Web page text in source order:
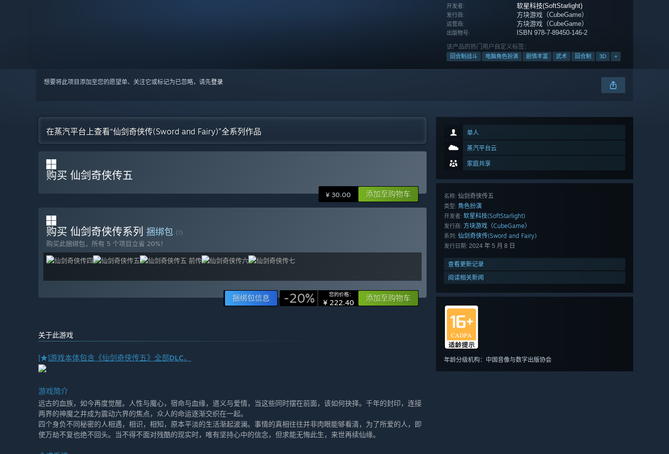
开发者: 软星科技(SoftStarlight)
发行商: 方块游戏（CubeGame）
运营商: 方块游戏（CubeGame）
出版物号: ISBN 978-7-89450-146-2
该产品的热门用户自定义标签：
回合制战斗 电脑角色扮演 剧情丰富 武术 回合制 3D +
想要将此项目添加至您的愿望单、关注它或标记为已忽略，请先登录
单人
蒸汽平台云
家庭共享
名称: 仙剑奇侠传五
类型: 角色扮演
开发者: 软星科技(SoftStarlight)
发行商: 方块游戏（CubeGame）
系列: 仙剑奇侠传(Sword and Fairy)
发行日期: 2024 年 5 月 8 日
查看更新记录
阅读相关新闻
年龄分级机构：中国音像与数字出版协会
在蒸汽平台上查看“仙剑奇侠传(Sword and Fairy)”全系列作品
购买 仙剑奇侠传五
¥ 30.00 添加至购物车
购买 仙剑奇侠传系列 捆绑包 (?)
购买此捆绑包，所有 5 个项目立省 20%！
捆绑包信息 -20% 您的价格：
¥ 222.40 添加至购物车
关于此游戏
[★]游戏本体包含《仙剑奇侠传五》全部DLC。
游戏简介
远古的血族，如今再度觉醒。人性与魔心，宿命与血缘，道义与爱情，当这些同时摆在前面，该如何抉择。千年的封印，连接
两界的神魔之井成为震动六界的焦点，众人的命运逐渐交织在一起。
四个身负不同秘密的人相遇，相识，相知，原本平淡的生活渐起波澜。事情的真相往往并非肉眼能够看清，为了所爱的人，即
使万劫不复也绝不回头。当不得不面对残酷的现实时，唯有坚持心中的信念，但求能无悔此生，来世再续仙缘。